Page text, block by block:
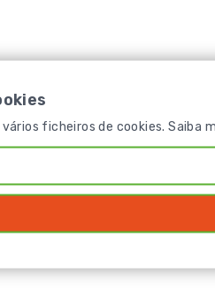
ficheiros de cookies. Saiba